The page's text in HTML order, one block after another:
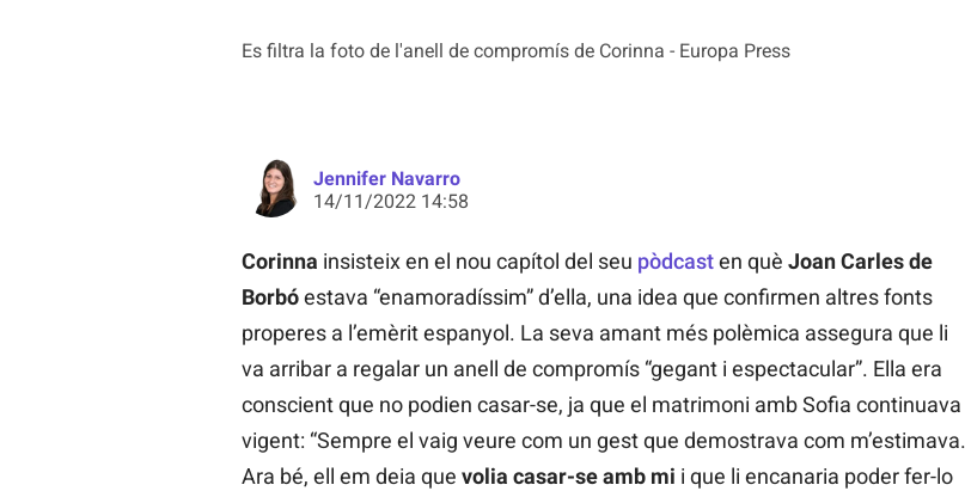
Es filtra la foto de l'anell de compromís de Corinna - Europa Press
Jennifer Navarro
14/11/2022 14:58
Corinna insisteix en el nou capítol del seu pòdcasten què Joan Carles de
Borbóestava “enamoradíssim” d’ella, una idea que confirmen altres fonts
properes a l’emèrit espanyol. La seva amant més polèmica assegura que li
va arribar a regalar un anell de compromís “gegant i espectacular”. Ella era
conscient que no podien casar-se, ja que el matrimoni amb Sofia continuava
vigent: “Sempre el vaig veure com un gest que demostrava com m’estimava.
Ara bé, ell em deia que volia casar-se amb mi i que li encanaria poder fer-lo